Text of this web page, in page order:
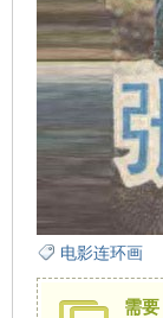
电影连环画
需要